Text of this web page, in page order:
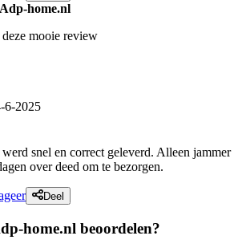
home.nl
mooie review
6-2025
snel en correct geleverd. Alleen jammer
over deed om te bezorgen.
Deel
home.nl beoordelen?